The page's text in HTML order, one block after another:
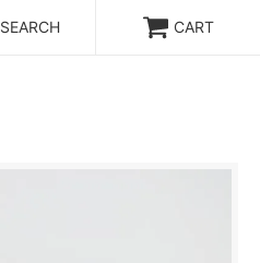
SEARCH CART